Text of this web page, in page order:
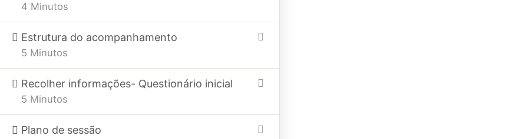
4 Minutos
Estrutura do acompanhamento
5 Minutos
Recolher informações- Questionário inicial
5 Minutos
Plano de sessão
Maria Ribeiro
Parto sem Medos com Hypnobirthing
Cria- Filhos Confiantes